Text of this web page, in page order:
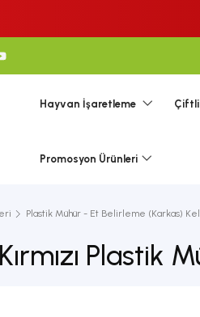
Hayvan İşaretleme
Promosyon Ürünleri
Plastik Mühür - Et Belirleme (Karkas)
Plastik